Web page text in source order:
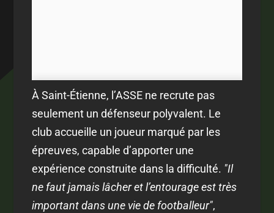
À Saint-Étienne, l’ASSE ne recrute pas
seulement un défenseur polyvalent. Le
club accueille un joueur marqué par les
épreuves, capable d’apporter une
expérience construite dans la difficulté. "Il
ne faut jamais lâcher et l’entourage est très
important dans une vie de footballeur",